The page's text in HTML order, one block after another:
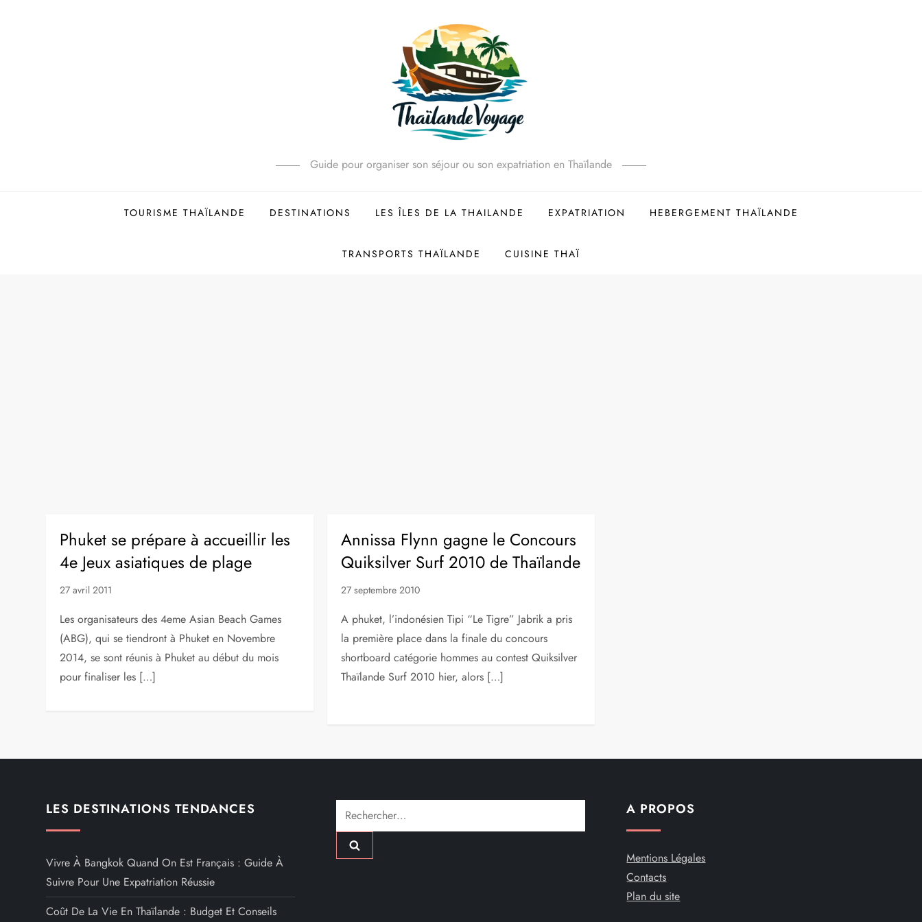
Guide pour organiser son séjour ou son expatriation en Thaïlande
TOURISME THAÏLANDE DESTINATIONS LES ÎLES DE LA THAILANDE EXPATRIATION HEBERGEMENT THAÏLANDE
TRANSPORTS THAÏLANDE CUISINE THAÏ
Phuket se prépare à accueillir les
4e Jeux asiatiques de plage
27 avril 2011
Les organisateurs des 4eme Asian Beach Games
(ABG), qui se tiendront à Phuket en Novembre
2014, se sont réunis à Phuket au début du mois
pour finaliser les […]
Annissa Flynn gagne le Concours
Quiksilver Surf 2010 de Thaïlande
27 septembre 2010
A phuket, l’indonésien Tipi “Le Tigre” Jabrik a pris
la première place dans la finale du concours
shortboard catégorie hommes au contest Quiksilver
Thaïlande Surf 2010 hier, alors […]
LES DESTINATIONS TENDANCES
Vivre À Bangkok Quand On Est Français : Guide À
Suivre Pour Une Expatriation Réussie
Coût De La Vie En Thaïlande : Budget Et Conseils
Rechercher : A PROPOS
Mentions Légales
Contacts
Plan du site